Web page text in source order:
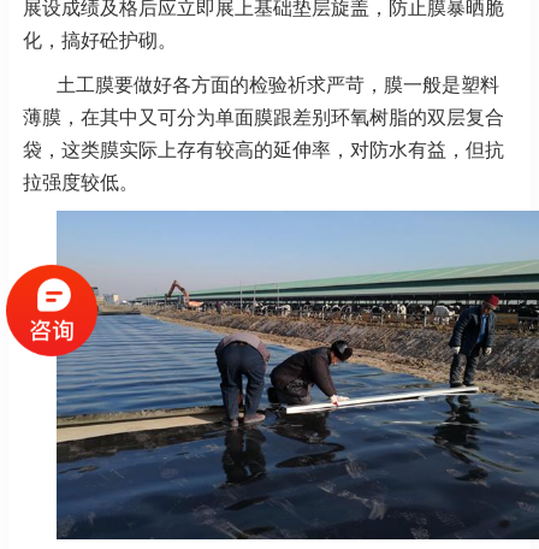
展设成绩及格后应立即展上基础垫层旋盖，防止膜暴晒脆
化，搞好砼护砌。
土工膜要做好各方面的检验祈求严苛，膜一般是塑料
薄膜，在其中又可分为单面膜跟差别环氧树脂的双层复合
袋，这类膜实际上存有较高的延伸率，对防水有益，但抗
拉强度较低。